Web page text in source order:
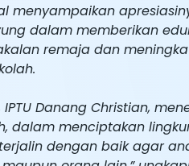
menyampaikan
dalam memberikan
remaja dan
IPTU Danang Christian,
dalam menciptakan
dengan baik agar